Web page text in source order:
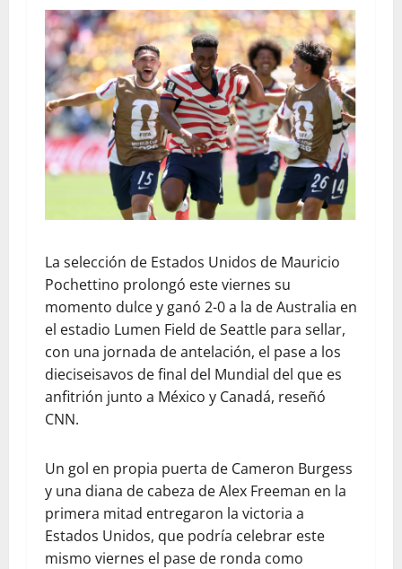
La selección de Estados Unidos de Mauricio
Pochettino prolongó este viernes su
momento dulce y ganó 2-0 a la de Australia en
el estadio Lumen Field de Seattle para sellar,
con una jornada de antelación, el pase a los
dieciseisavos de final del Mundial del que es
anfitrión junto a México y Canadá, reseñó
CNN.
Un gol en propia puerta de Cameron Burgess
y una diana de cabeza de Alex Freeman en la
primera mitad entregaron la victoria a
Estados Unidos, que podría celebrar este
mismo viernes el pase de ronda como